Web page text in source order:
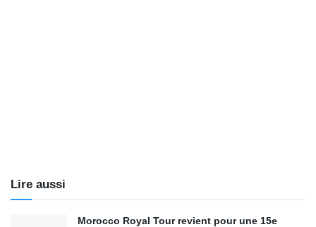
Lire aussi
Morocco Royal Tour revient pour une 15e